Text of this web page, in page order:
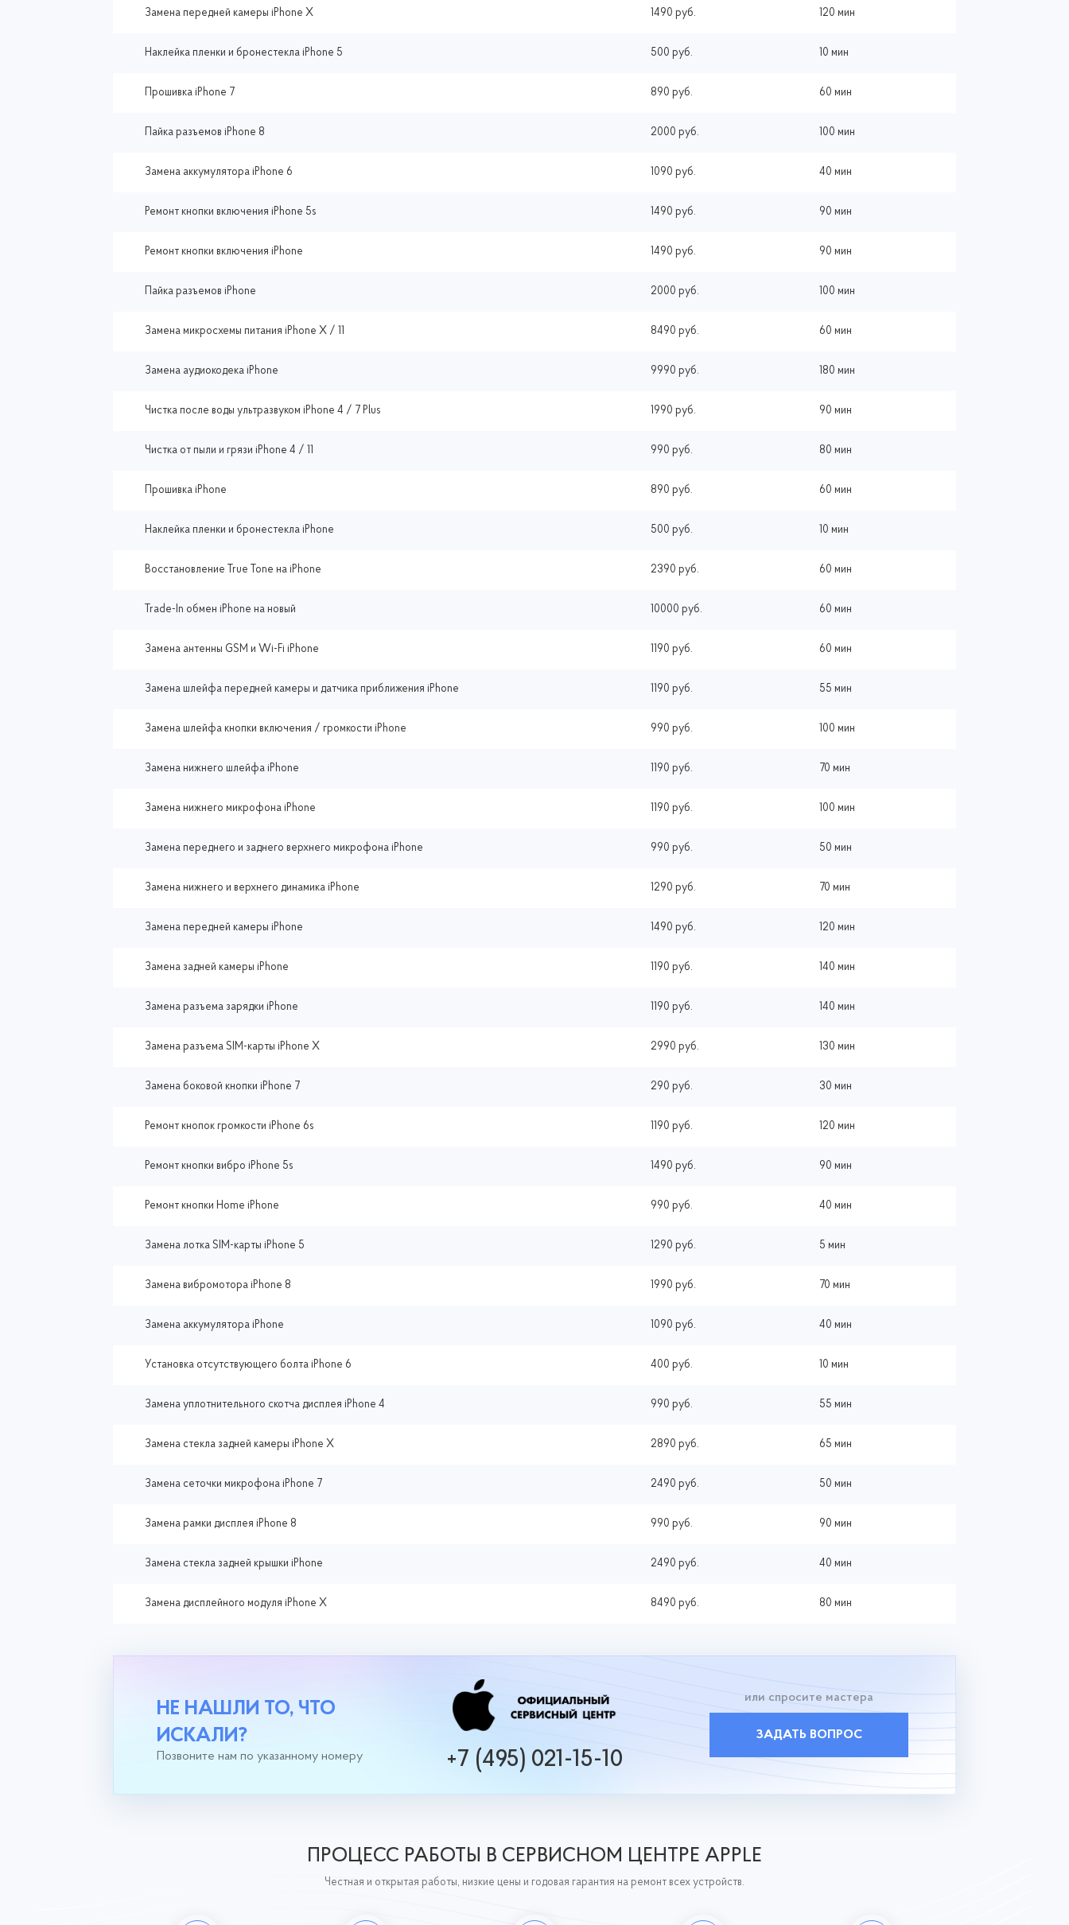
Замена передней камеры iPhone X 1490 руб. 120 мин
Наклейка пленки и бронестекла iPhone 5 500 руб. 10 мин
Прошивка iPhone 7 890 руб. 60 мин
Пайка разъемов iPhone 8 2000 руб. 100 мин
Замена аккумулятора iPhone 6 1090 руб. 40 мин
Ремонт кнопки включения iPhone 5s 1490 руб. 90 мин
Ремонт кнопки включения iPhone 1490 руб. 90 мин
Пайка разъемов iPhone 2000 руб. 100 мин
Замена микросхемы питания iPhone X / 11 8490 руб. 60 мин
Замена аудиокодека iPhone 9990 руб. 180 мин
Чистка после воды ультразвуком iPhone 4 / 7 Plus 1990 руб. 90 мин
Чистка от пыли и грязи iPhone 4 / 11 990 руб. 80 мин
Прошивка iPhone 890 руб. 60 мин
Наклейка пленки и бронестекла iPhone 500 руб. 10 мин
Восстановление True Tone на iPhone 2390 руб. 60 мин
Trade-In обмен iPhone на новый 10000 руб. 60 мин
Замена антенны GSM и Wi-Fi iPhone 1190 руб. 60 мин
Замена шлейфа передней камеры и датчика приближения iPhone 1190 руб. 55 мин
Замена шлейфа кнопки включения / громкости iPhone 990 руб. 100 мин
Замена нижнего шлейфа iPhone 1190 руб. 70 мин
Замена нижнего микрофона iPhone 1190 руб. 100 мин
Замена переднего и заднего верхнего микрофона iPhone 990 руб. 50 мин
Замена нижнего и верхнего динамика iPhone 1290 руб. 70 мин
Замена передней камеры iPhone 1490 руб. 120 мин
Замена задней камеры iPhone 1190 руб. 140 мин
Замена разъема зарядки iPhone 1190 руб. 140 мин
Замена разъема SIM-карты iPhone X 2990 руб. 130 мин
Замена боковой кнопки iPhone 7 290 руб. 30 мин
Ремонт кнопок громкости iPhone 6s 1190 руб. 120 мин
Ремонт кнопки вибро iPhone 5s 1490 руб. 90 мин
Ремонт кнопки Home iPhone 990 руб. 40 мин
Замена лотка SIM-карты iPhone 5 1290 руб. 5 мин
Замена вибромотора iPhone 8 1990 руб. 70 мин
Замена аккумулятора iPhone 1090 руб. 40 мин
Установка отсутствующего болта iPhone 6 400 руб. 10 мин
Замена уплотнительного скотча дисплея iPhone 4 990 руб. 55 мин
Замена стекла задней камеры iPhone X 2890 руб. 65 мин
Замена сеточки микрофона iPhone 7 2490 руб. 50 мин
Замена рамки дисплея iPhone 8 990 руб. 90 мин
Замена стекла задней крышки iPhone 2490 руб. 40 мин
Замена дисплейного модуля iPhone X 8490 руб. 80 мин
НЕ НАШЛИ ТО, ЧТО
ИСКАЛИ?
Позвоните нам по указанному номеру +7 (495) 021-15-10
или спросите мастера
ЗАДАТЬ ВОПРОС
ПРОЦЕСС РАБОТЫ В СЕРВИСНОМ ЦЕНТРЕ APPLE
Честная и открытая работы, низкие цены и годовая гарантия на ремонт всех устройств.